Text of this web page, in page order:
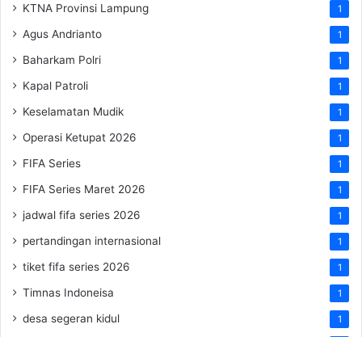
KTNA Provinsi Lampung 1
Agus Andrianto 1
Baharkam Polri 1
Kapal Patroli 1
Keselamatan Mudik 1
Operasi Ketupat 2026 1
FIFA Series 1
FIFA Series Maret 2026 1
jadwal fifa series 2026 1
pertandingan internasional 1
tiket fifa series 2026 1
Timnas Indoneisa 1
desa segeran kidul 1